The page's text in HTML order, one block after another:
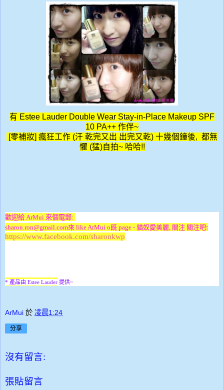
有 Estee Lauder Double Wear Stay-in-Place Makeup SPF
10 PA++ 作伴~
[零補妝] 瘋狂工作 (汗 乾完又出 出完又乾) 十幾個鐘後, 都無
懼 (猛)自拍~ 哈哈!!
歡迎給 ArMui 來個電郵:
sharon.ron@gmail.com來 like ArMui o既 page - 貓奴愛美麗, 關注 關注吧:
https://www.facebook.com/sharonkwp
* 產品由 Estee Lauder 提供~
ArMui 於 凌晨1:24
分享
沒有留言:
張貼留言